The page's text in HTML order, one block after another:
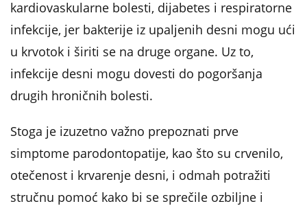
kardiovaskularne bolesti, dijabetes i respiratorne
infekcije, jer bakterije iz upaljenih desni mogu ući
u krvotok i širiti se na druge organe. Uz to,
infekcije desni mogu dovesti do pogoršanja
drugih hroničnih bolesti.
Stoga je izuzetno važno prepoznati prve
simptome parodontopatije, kao što su crvenilo,
otečenost i krvarenje desni, i odmah potražiti
stručnu pomoć kako bi se sprečile ozbiljne i